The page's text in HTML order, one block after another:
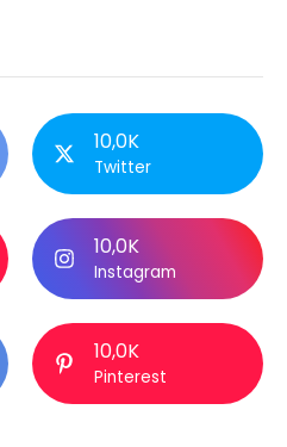
10,0K
Twitter
10,0K
Instagram
10,0K
Pinterest